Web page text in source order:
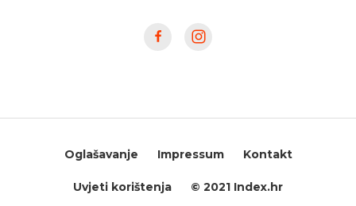
Oglašavanje Impressum Kontakt
Uvjeti korištenja © 2021 Index.hr